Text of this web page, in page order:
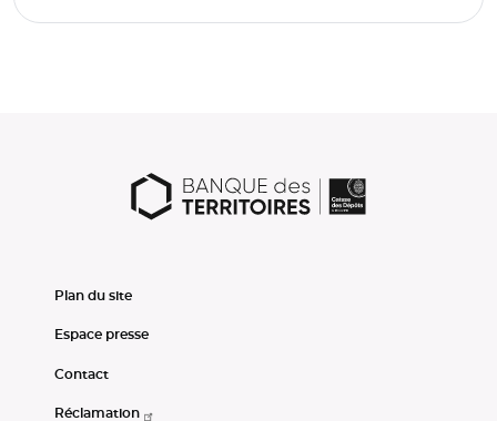
Plan du site
Espace presse
Contact
Réclamation